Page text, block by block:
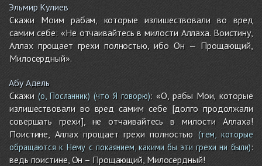
Эльмир Кулиев
Скажи Моим рабам, которые излишествовали во вред
самим себе: «Не отчаивайтесь в милости Аллаха. Воистину,
Аллах прощает грехи полностью, ибо Он — Прощающий,
Милосердный».
Абу Адель
Скажи(о, Посланник)(что Я говорю): «О, рабы Мои, которые
излишествовали во вред самим себе [долго продолжали
совершать грехи], не отчаивайтесь в милости Аллаха!
Поистине, Аллах прощает грехи полностью (тем, которые
обращаются к Нему с покаянием, какими бы эти грехи ни были):
ведь поистине, Он – Прощающий, Милосердный!